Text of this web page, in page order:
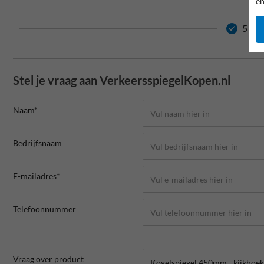
5
Stel je vraag aan VerkeersspiegelKopen.nl
Naam*
Bedrijfsnaam
E-mailadres*
Telefoonnummer
Vraag over product